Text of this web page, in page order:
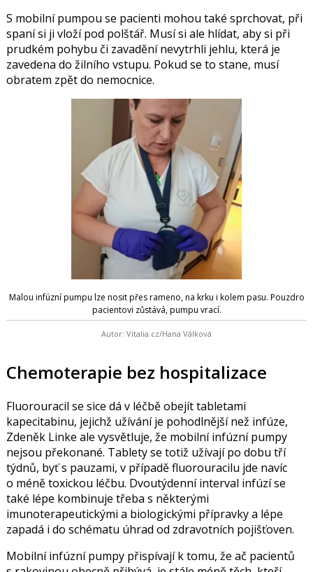
S mobilní pumpou se pacienti mohou také sprchovat, při
spaní si ji vloží pod polštář. Musí si ale hlídat, aby si při
prudkém pohybu či zavadění nevytrhli jehlu, která je
zavedena do žilního vstupu. Pokud se to stane, musí
obratem zpět do nemocnice.
Malou infúzní pumpu lze nosit přes rameno, na krku i kolem pasu. Pouzdro
pacientovi zůstává, pumpu vrací.
Autor: Vitalia.cz/Hana Válková
Chemoterapie bez hospitalizace
Fluorouracil se sice dá v léčbě obejít tabletami
kapecitabinu, jejichž užívání je pohodlnější než infúze,
Zdeněk Linke ale vysvětluje, že mobilní infúzní pumpy
nejsou překonané. Tablety se totiž užívají po dobu tří
týdnů, byť s pauzami, v případě fluorouracilu jde navíc
o méně toxickou léčbu. Dvoutýdenní interval infúzí se
také lépe kombinuje třeba s některými
imunoterapeutickými a biologickými přípravky a lépe
zapadá i do schématu úhrad od zdravotních pojišťoven.
Mobilní infúzní pumpy přispívají k tomu, že ač pacientů